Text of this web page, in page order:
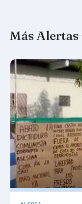
Más Alertas